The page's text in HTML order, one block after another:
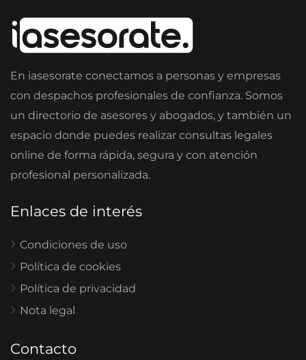
En iasesorate conectamos a personas y empresas
con despachos profesionales de confianza. Somos
un directorio de asesores y abogados, y también un
espacio donde puedes realizar consultas legales
online de forma rápida, segura y con atención
profesional personalizada.
Enlaces de interés
Condiciones de uso
Política de cookies
Política de privacidad
Nota legal
Contacto